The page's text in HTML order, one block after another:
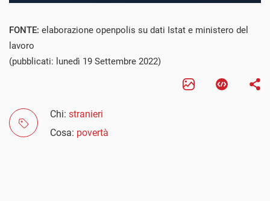
FONTE: elaborazione openpolis su dati Istat e ministero del
lavoro
(pubblicati: lunedì 19 Settembre 2022)
Chi: stranieri
Cosa: povertà